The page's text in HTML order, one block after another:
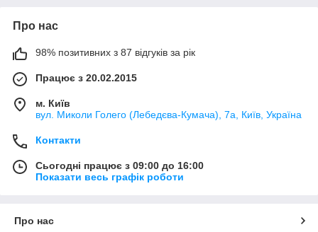
Про нас
98% позитивних з 87 відгуків за рік
Працює з 20.02.2015
м. Київ
вул. Миколи Голего (Лебедєва-Кумача), 7а, Київ, Україна
Контакти
Сьогодні працює з 09:00 до 16:00
Показати весь графік роботи
Про нас